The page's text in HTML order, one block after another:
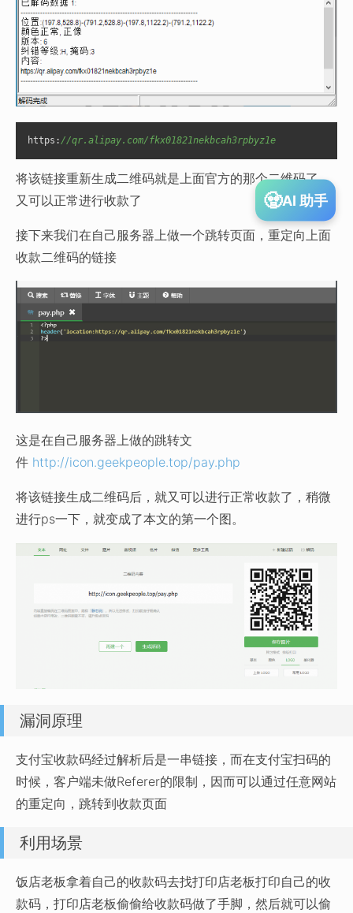
https: //qr.alipay.com/fkx01821nekbcah3rpbyz1e
将该链接重新生成二维码就是上面官方的那个二维码了，
又可以正常进行收款了
接下来我们在自己服务器上做一个跳转页面，重定向上面
收款二维码的链接
这是在自己服务器上做的跳转文
件 http://icon.geekpeople.top/pay.php
将该链接生成二维码后，就又可以进行正常收款了，稍微
进行ps一下，就变成了本文的第一个图。
漏洞原理
支付宝收款码经过解析后是一串链接，而在支付宝扫码的
时候，客户端未做Referer的限制，因而可以通过任意网站
的重定向，跳转到收款页面
利用场景
饭店老板拿着自己的收款码去找打印店老板打印自己的收
款码，打印店老板偷偷给收款码做了手脚，然后就可以偷
🧟AI 助手